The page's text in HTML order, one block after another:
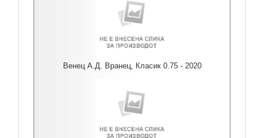
Венец А.Д. Вранец, Класик 0.75 - 2020